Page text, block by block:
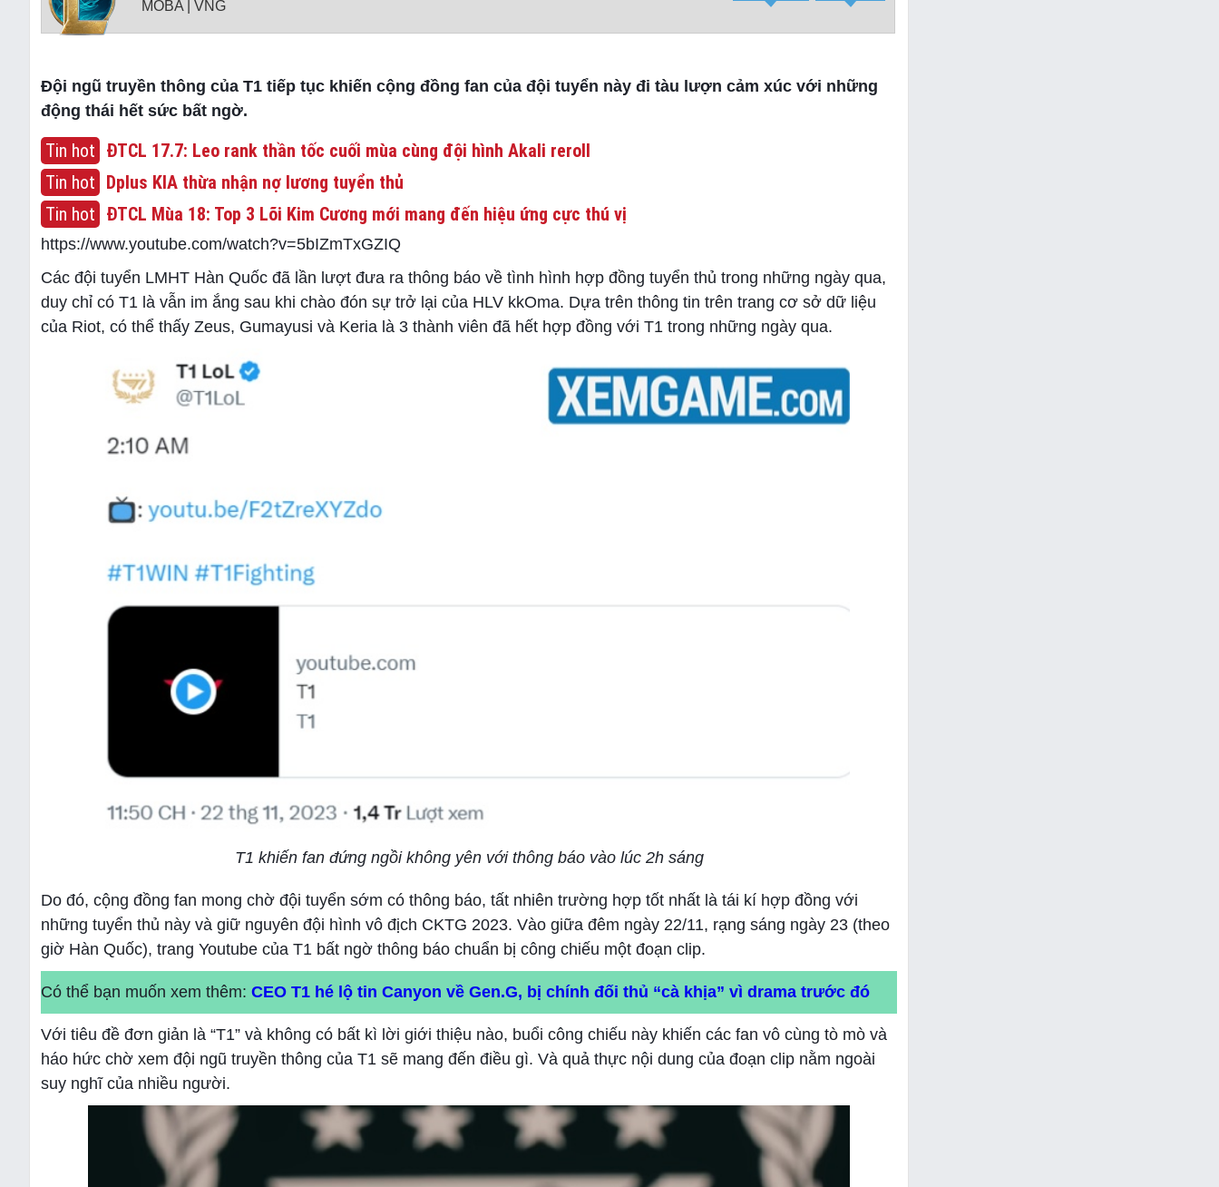
MOBA | VNG
Đội ngũ truyền thông của T1 tiếp tục khiến cộng đồng fan của đội tuyển này đi tàu lượn cảm xúc với những
động thái hết sức bất ngờ.
Tin hot ĐTCL 17.7: Leo rank thần tốc cuối mùa cùng đội hình Akali reroll
Tin hot Dplus KIA thừa nhận nợ lương tuyển thủ
Tin hot ĐTCL Mùa 18: Top 3 Lõi Kim Cương mới mang đến hiệu ứng cực thú vị
https://www.youtube.com/watch?v=5bIZmTxGZIQ
Các đội tuyển LMHT Hàn Quốc đã lần lượt đưa ra thông báo về tình hình hợp đồng tuyển thủ trong những ngày qua,
duy chỉ có T1 là vẫn im ắng sau khi chào đón sự trở lại của HLV kkOma. Dựa trên thông tin trên trang cơ sở dữ liệu
của Riot, có thể thấy Zeus, Gumayusi và Keria là 3 thành viên đã hết hợp đồng với T1 trong những ngày qua.
T1 khiến fan đứng ngồi không yên với thông báo vào lúc 2h sáng
Do đó, cộng đồng fan mong chờ đội tuyển sớm có thông báo, tất nhiên trường hợp tốt nhất là tái kí hợp đồng với
những tuyển thủ này và giữ nguyên đội hình vô địch CKTG 2023. Vào giữa đêm ngày 22/11, rạng sáng ngày 23 (theo
giờ Hàn Quốc), trang Youtube của T1 bất ngờ thông báo chuẩn bị công chiếu một đoạn clip.
Có thể bạn muốn xem thêm: CEO T1 hé lộ tin Canyon về Gen.G, bị chính đối thủ “cà khịa” vì drama trước đó
Với tiêu đề đơn giản là “T1” và không có bất kì lời giới thiệu nào, buổi công chiếu này khiến các fan vô cùng tò mò và
háo hức chờ xem đội ngũ truyền thông của T1 sẽ mang đến điều gì. Và quả thực nội dung của đoạn clip nằm ngoài
suy nghĩ của nhiều người.